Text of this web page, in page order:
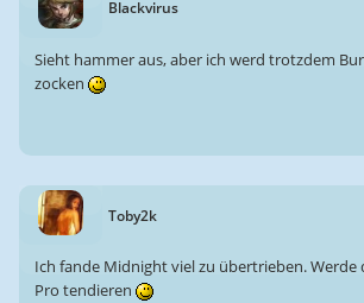
Blackvirus
Sieht hammer aus, aber ich werd trotzdem
zocken
Toby2k
Ich fande Midnight viel zu übertrieben. Werde
Pro tendieren